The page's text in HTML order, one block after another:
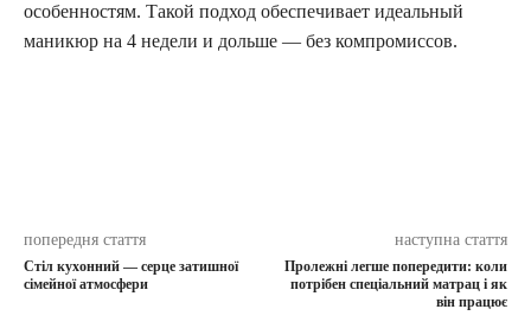
особенностям. Такой подход обеспечивает идеальный
маникюр на 4 недели и дольше — без компромиссов.
попередня стаття
Стіл кухонний — серце затишної
сімейної атмосфери
наступна стаття
Пролежні легше попередити: коли
потрібен спеціальний матрац і як
він працює